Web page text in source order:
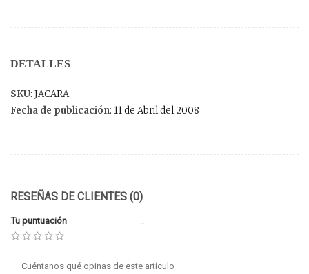
DETALLES
SKU: JACARA
Fecha de publicación: 11 de Abril del 2008
RESEÑAS DE CLIENTES (0)
Tu puntuación